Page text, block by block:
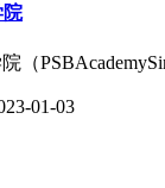
院
（
01-03